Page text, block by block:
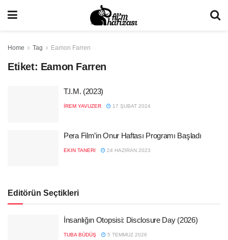
Home Tag Eamon Farren
Etiket: Eamon Farren
T.I.M. (2023)
İREM YAVUZER 17 ŞUBAT 2024
Pera Film’in Onur Haftası Programı Başladı
EKIN TANERI 24 HAZIRAN 2023
Editörün Seçtikleri
İnsanlığın Otopsisi: Disclosure Day (2026)
TUBA BÜDÜŞ 5 TEMMUZ 2026